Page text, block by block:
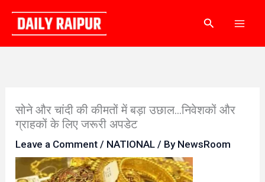
content
Search
सोने और चांदी की कीमतों में बड़ा उछाल…निवेशकों और
ग्राहकों के लिए जरूरी अपडेट
Leave a Comment / NATIONAL / By NewsRoom